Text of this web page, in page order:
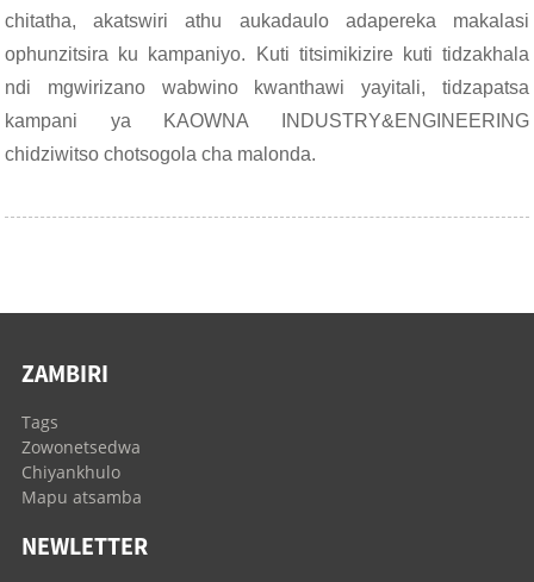
chitatha, akatswiri athu aukadaulo adapereka makalasi
ophunzitsira ku kampaniyo. Kuti titsimikizire kuti tidzakhala
ndi mgwirizano wabwino kwanthawi yayitali, tidzapatsa
kampani ya KAOWNA INDUSTRY&ENGINEERING
chidziwitso chotsogola cha malonda.
ZAMBIRI
Tags
Zowonetsedwa
Chiyankhulo
Mapu atsamba
NEWLETTER